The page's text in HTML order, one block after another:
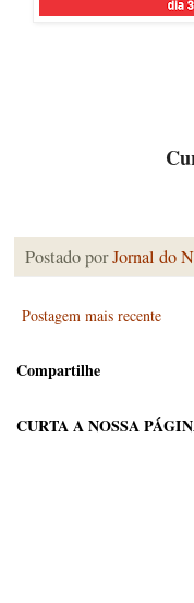
Postado porJornal do
Postagem mais recente
Compartilhe
CURTA A NOSSA